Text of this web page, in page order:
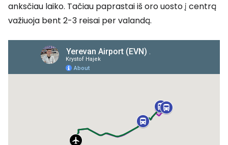
anksčiau laiko. Tačiau paprastai iš oro uosto į centrą
važiuoja bent 2-3 reisai per valandą.